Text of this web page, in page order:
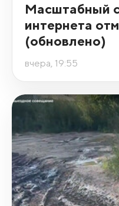
Масштабный
интернета
(обновлено)
вчера, 19:55